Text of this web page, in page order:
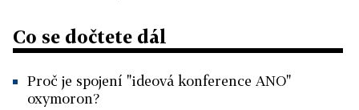
Co se dočtete dál
Proč je spojení "ideová konference ANO"
oxymoron?